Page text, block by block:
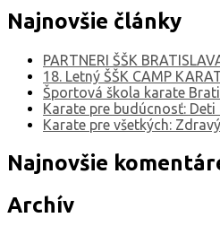
Najnovšie články
PARTNERI ŠŠK
18. Letný ŠŠK CAMP
Športová škola karate
Karate pre budúcnosť:
Karate pre všetkých:
Najnovšie
Archív